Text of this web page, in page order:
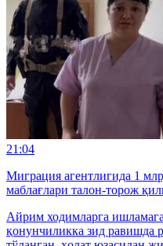
21:04
Миграция агентлигида 1
маблағлари талон-торож
Айрим ходимларга
қонунчиликка зид равишда